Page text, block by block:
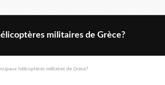
militaires de Grèce?